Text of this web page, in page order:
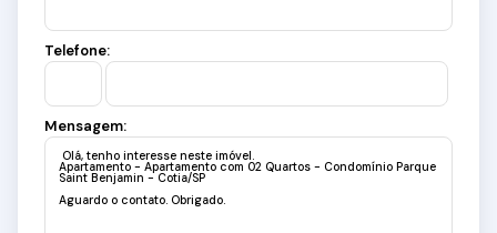
Telefone:
Mensagem: